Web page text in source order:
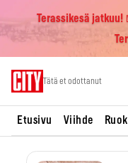
Terassikesä jatkuu!
Tätä et odottanut
Etusivu Viihde